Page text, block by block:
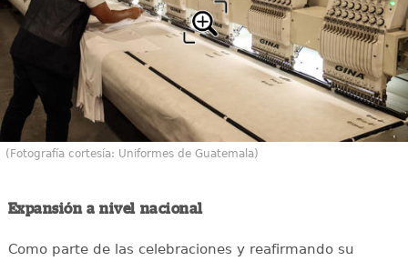
(Fotografía cortesía: Uniformes de Guatemala)
Expansión a nivel nacional
Como parte de las celebraciones y reafirmando su